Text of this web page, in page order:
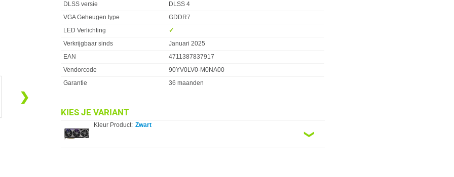
❯
DLSS versie
DLSS 4
VGA Geheugen type
GDDR7
LED Verlichting
✓︎
Verkrijgbaar sinds
Januari 2025
EAN
4711387837917
Vendorcode
90YV0LV0-M0NA00
Garantie
36 maanden
KIES JE VARIANT
Kleur Product: Zwart
❮